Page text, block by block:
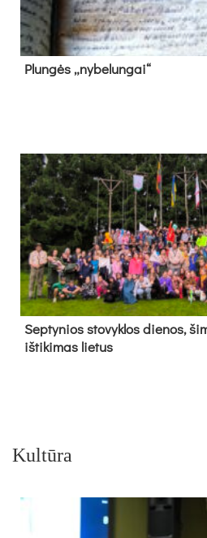
Plun­gės „ny­be­lun­gai“
Sep­ty­nios sto­vyk­los die­nos,
iš­ti­ki­mas lie­tus
Kultūra